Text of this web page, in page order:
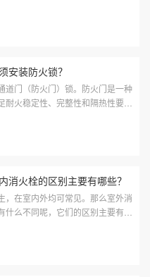
安装防火锁？
道门（防火门）锁。防火门是一种
火稳定性、完整性和隔热性要求
消火栓的区别主要有哪些？
，在室内外均可常见。那么室外消
什么不同呢，它们的区别主要有哪